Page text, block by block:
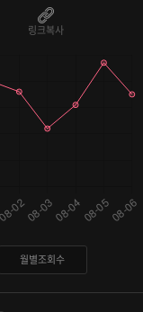
링크복사
월별조회수